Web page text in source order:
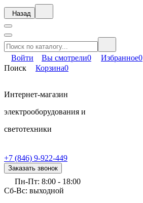
Назад
Войти Вы смотрели0 Избранное0
Поиск
Корзина0
Интернет-магазин
электрооборудования и
светотехники
+7 (846) 9-922-449
Заказать звонок
Пн-Пт: 8:00 - 18:00
Сб-Вс: выходной